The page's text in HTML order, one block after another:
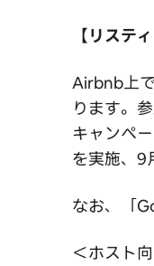
【リステ
Airbnb上
ります。
キャンペ
を実施、9
なお、「
＜ホスト